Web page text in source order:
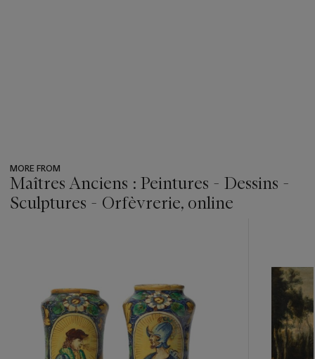
MORE FROM
Maîtres Anciens : Peintures - Dessins -
Sculptures - Orfèvrerie, online